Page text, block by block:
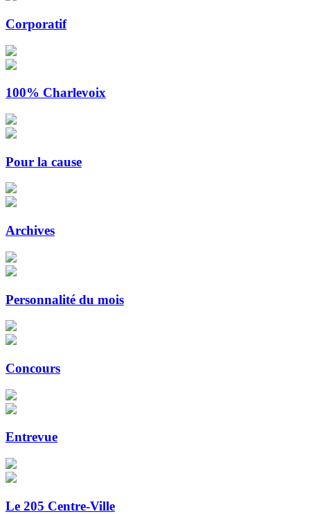
Corporatif
100% Charlevoix
Pour la cause
Archives
Personnalité du mois
Concours
Entrevue
Le 205 Centre-Ville